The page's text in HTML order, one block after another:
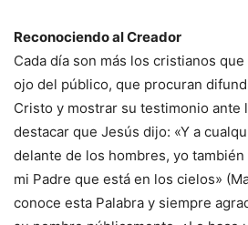
Reconociendo al Creador
Cada día son más los cristianos
ojo del público, que procuran
Cristo y mostrar su testimonio ante
destacar que Jesús dijo: «Y a
delante de los hombres, yo
mi Padre que está en los cielos»
conoce esta Palabra y siempre